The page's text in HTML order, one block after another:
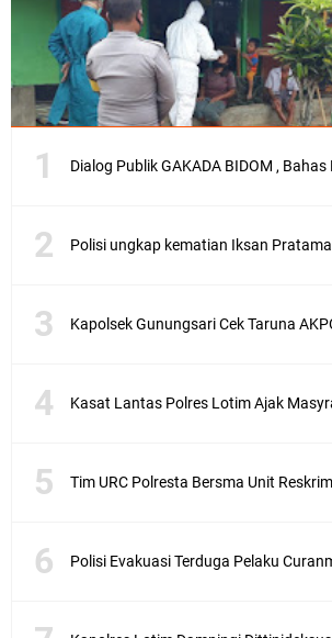
Polisi ungkap kematian Iksan Pratama